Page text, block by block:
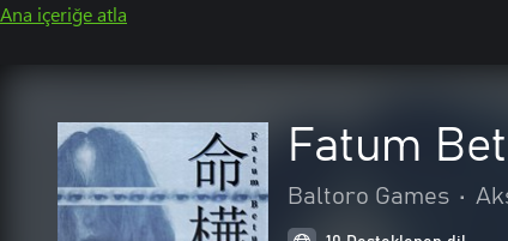
Ana içeriğe atla
Fatum
Baltoro Games •